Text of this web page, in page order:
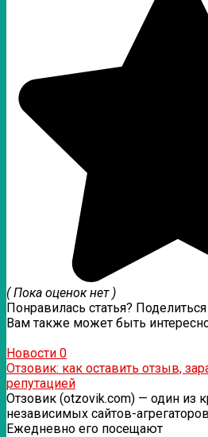
( Пока оценок нет )
Понравилась статья?
Вам также может быть
Новости 0
Отзовик: как оставить отзыв,
репутацией
Отзовик (otzovik.com) — один из
независимых сайтов-
Ежедневно его посещают